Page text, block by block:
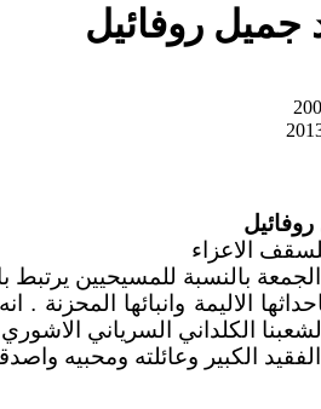
جميل روفائيل
الاعزاء
بالنسبة للمسيحيين
الاليمة وانبائها المحزنة
الكلداني السرياني
الكبير وعائلته ومحبيه